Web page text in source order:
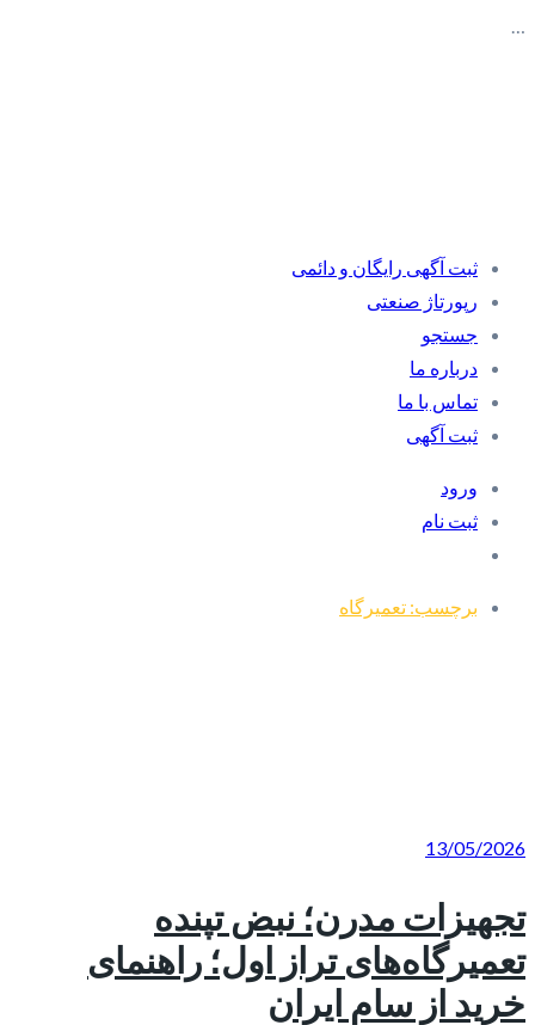
…
ثبت آگهی رایگان و دائمی
رپورتاژ صنعتی
جستجو
درباره ما
تماس با ما
ثبت آگهی
ورود
ثبت نام
برچسب: تعمیرگاه
13/05/2026
تجهیزات مدرن؛ نبض تپنده
تعمیرگاه‌های تراز اول؛ راهنمای
خرید از سام ایران